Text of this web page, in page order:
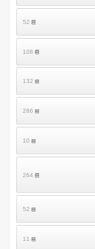
52
108
132
286
10
264
52
11